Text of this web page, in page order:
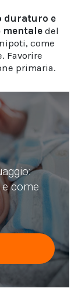
duraturo e
mentale del
come
Favorire
primaria.
come